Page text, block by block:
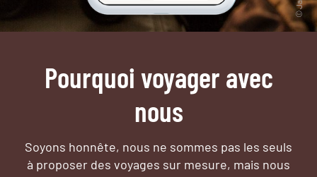
Pourquoi voyager avec
nous
Soyons honnête, nous ne sommes pas les seuls
à proposer des voyages sur mesure, mais nous